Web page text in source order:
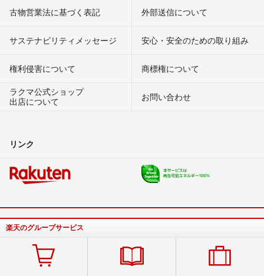
古物営業法に基づく表記 外部送信について
サステナビリティメッセージ 安心・安全のための取り組み
権利侵害について
商標権について
ラクマ公式ショップ
出店について
お問い合わせ
リンク
楽天のグループサービス